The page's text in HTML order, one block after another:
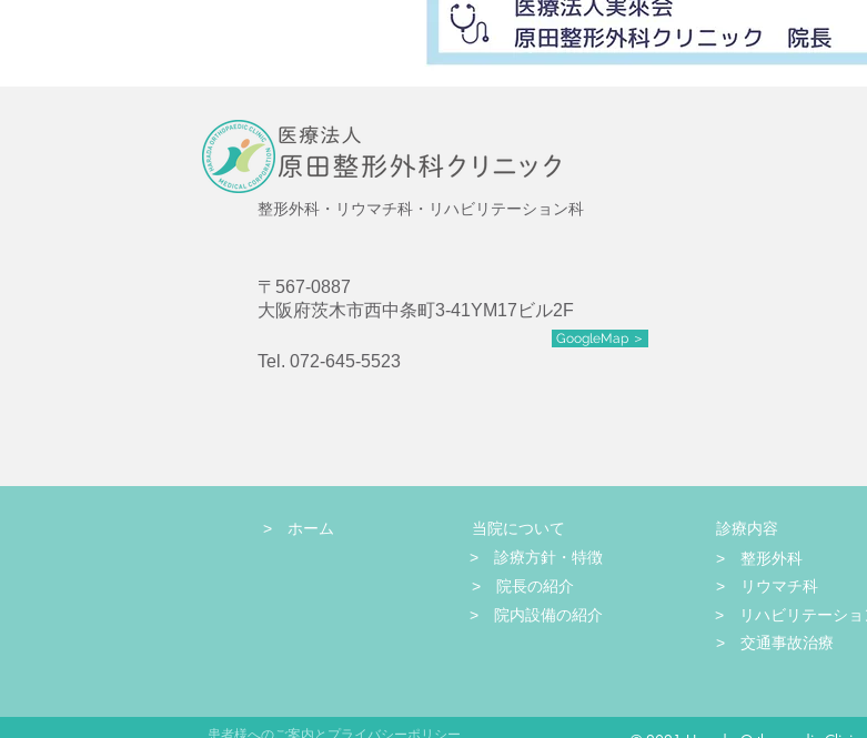
整形外科・リウマチ科・リハビリテーション科
〒567-0887
大阪府茨木市西中条町3-41YM17ビル2F
GoogleMap ＞
Tel. 072-645-5523
> ホーム
当院について
> 診療方針・特徴
> 院長の紹介
> 院内設備の紹介
診療内容
> 整形外科
> リウマチ科
> リハビリテーショ
> 交通事故治療
患者様へのご案内とプライバシーポリシー